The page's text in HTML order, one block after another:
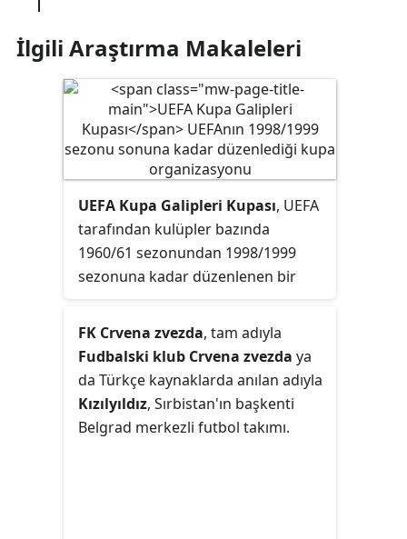
İlgili Araştırma Makaleleri
UEFA Kupa Galipleri Kupası, UEFA
tarafından kulüpler bazında
1960/61 sezonundan 1998/1999
sezonuna kadar düzenlenen bir
kendi ülkelerinde ulusal kupa
şampiyonu olmuş Avrupa kulüpleri
katılıyordu. Eskiden Şampiyon
Kulüpler Kupası'ndan sonra en
büyük organizasyondu. İlk kez
1960-61 sezonunda düzenlenen
FK Crvena zvezda, tam adıyla
Fudbalski klub Crvena zvezda ya
da Türkçe kaynaklarda anılan adıyla
Kızılyıldız, Sırbistan'ın başkenti
Belgrad merkezli futbol takımı.